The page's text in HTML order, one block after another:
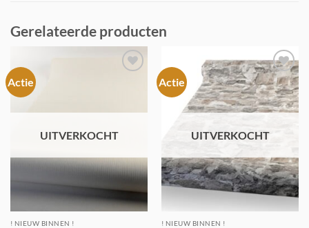
Gerelateerde producten
Actie
UITVERKOCHT
! NIEUW BINNEN !
Actie
Toevoegen
aan
verlanglijst
UITVERKOCHT
! NIEUW BINNEN !